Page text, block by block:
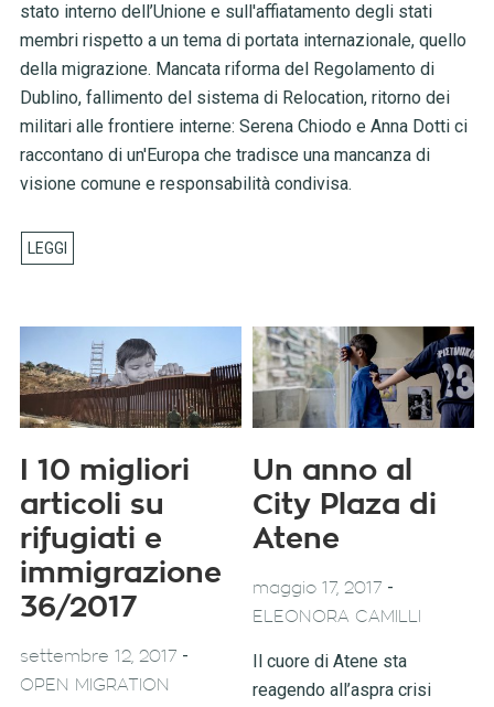
stato interno dell’Unione e sull'affiatamento degli stati
membri rispetto a un tema di portata internazionale, quello
della migrazione. Mancata riforma del Regolamento di
Dublino, fallimento del sistema di Relocation, ritorno dei
militari alle frontiere interne: Serena Chiodo e Anna Dotti ci
raccontano di un'Europa che tradisce una mancanza di
visione comune e responsabilità condivisa.
I 10 migliori
articoli su
rifugiati e
immigrazione
36/2017
settembre 12, 2017 -
OPEN MIGRATION
Un anno al
City Plaza di
Atene
maggio 17, 2017 -
ELEONORA CAMILLI
Il cuore di Atene sta
reagendo all’aspra crisi